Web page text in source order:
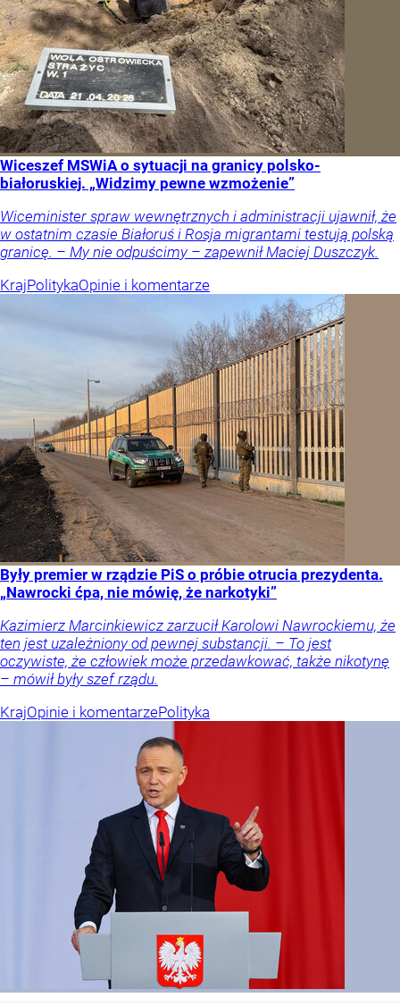
Wiceszef MSWiA o sytuacji na granicy polsko-
białoruskiej. „Widzimy pewne wzmożenie”
Wiceminister spraw wewnętrznych i administracji ujawnił, że
w ostatnim czasie Białoruś i Rosja migrantami testują polską
granicę. – My nie odpuścimy – zapewnił Maciej Duszczyk.
KrajPolitykaOpinie i komentarze
Były premier w rządzie PiS o próbie otrucia prezydenta.
„Nawrocki ćpa, nie mówię, że narkotyki”
Kazimierz Marcinkiewicz zarzucił Karolowi Nawrockiemu, że
ten jest uzależniony od pewnej substancji. – To jest
oczywiste, że człowiek może przedawkować, także nikotynę
– mówił były szef rządu.
KrajOpinie i komentarzePolityka